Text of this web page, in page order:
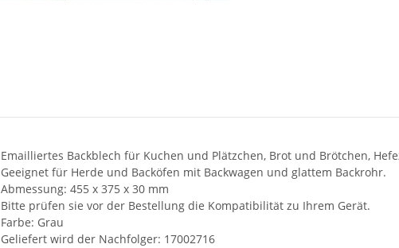
Emailliertes Backblech für Kuchen und Plätzchen, Brot und Brötchen,
Geeignet für Herde und Backöfen mit Backwagen und glattem Backrohr.
Abmessung: 455 x 375 x 30 mm
Bitte prüfen sie vor der Bestellung die Kompatibilität zu Ihrem Gerät.
Farbe: Grau
Geliefert wird der Nachfolger: 17002716